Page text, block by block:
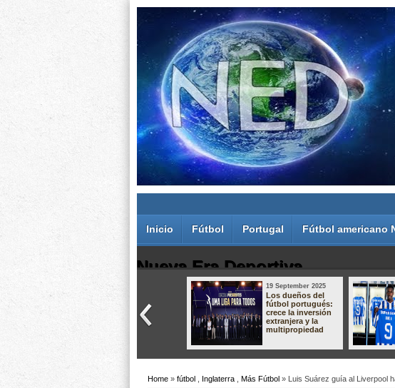
Inicio Fútbol Portugal Fútbol americano
Nueva Era Deportiva
Juan Carlos Rodríguez dos Santos
19 September 2025
Los dueños del
fútbol portugués:
crece la inversión
extranjera y la
multipropiedad
Home » fútbol Inglaterra Más Fútbol » Luis Suárez guía al Liverpool